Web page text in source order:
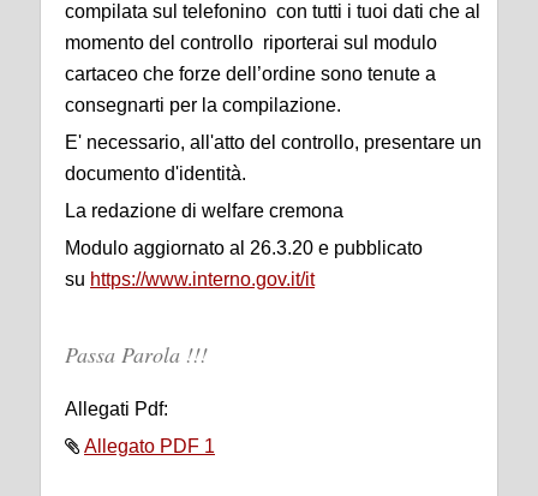
compilata sul telefonino con tutti i tuoi dati che al
momento del controllo riporterai sul modulo
cartaceo che forze dell’ordine sono tenute a
consegnarti per la compilazione.
E' necessario, all'atto del controllo, presentare un
documento d'identità.
La redazione di welfare cremona
Modulo aggiornato al 26.3.20 e pubblicato
su https://www.interno.gov.it/it
Passa Parola !!!
Allegati Pdf:
Allegato PDF 1